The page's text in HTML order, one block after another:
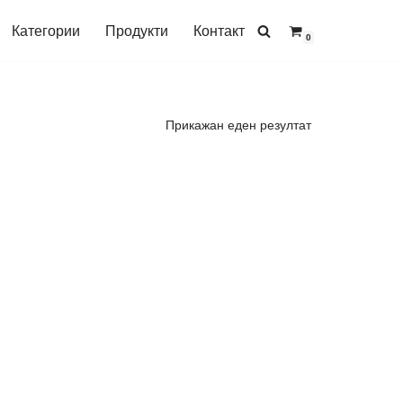
Категории Продукти Контакт 0
Прикажан еден резултат